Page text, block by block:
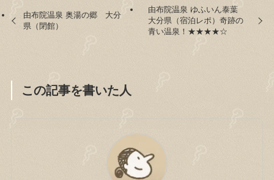
由布院温泉 奥湯の郷 大分
県（閉館）
由布院温泉 ゆふいん泰葉
大分県（宿泊レポ）奇跡の
青い温泉！★★★★☆
この記事を書いた人